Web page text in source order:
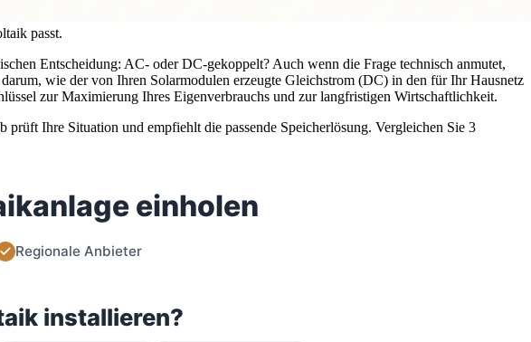
passt.
Entscheidung: AC- oder DC-gekoppelt? Auch wenn die Frage technisch anmutet,
wie der von Ihren Solarmodulen erzeugte Gleichstrom (DC) in den für Ihr Hausnetz
zur Maximierung Ihres Eigenverbrauchs und zur langfristigen Wirtschaftlichkeit.
Ihre Situation und empfiehlt die passende Speicherlösung. Vergleichen Sie 3
einholen
Regionale Anbieter
installieren?